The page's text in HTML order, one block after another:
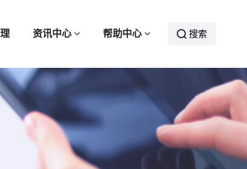
资讯中心 帮助中心 搜索